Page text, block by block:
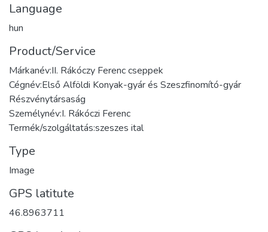
Language
hun
Product/Service
Márkanév:II. Rákóczy Ferenc cseppek
Cégnév:Első Alföldi Konyak-gyár és Szeszfinomító-gyár
Részvénytársaság
Személynév:I. Rákóczi Ferenc
Termék/szolgáltatás:szeszes ital
Type
Image
GPS latitute
46.8963711